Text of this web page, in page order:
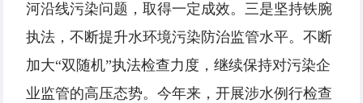
河沿线污染问题，取得一定成效。三是坚持铁腕
执法，不断提升水环境污染防治监管水平。不断
加大“双随机”执法检查力度，继续保持对污染企
业监管的高压态势。今年来，开展涉水例行检查